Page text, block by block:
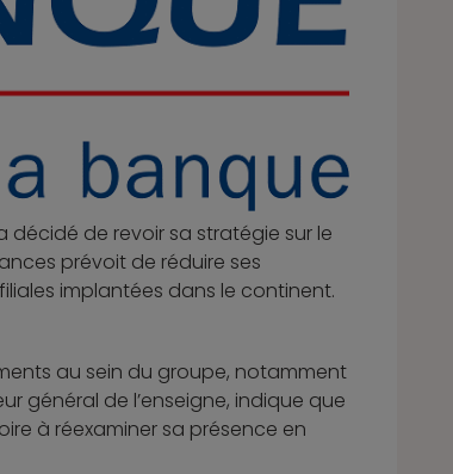
décidé de revoir sa stratégie sur le
prévoit de réduire ses
implantées dans le continent.
au sein du groupe, notamment
général de l’enseigne, indique que
à réexaminer sa présence en